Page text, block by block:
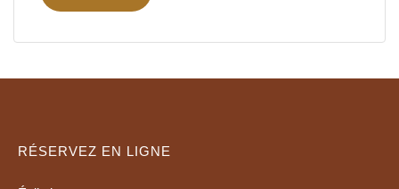
RÉSERVEZ EN LIGNE